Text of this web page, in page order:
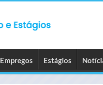
Empregos Estágios